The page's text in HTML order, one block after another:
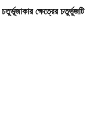
চতুর্ভূজাকার ক্ষেত্রের চতুর্ভুজটি